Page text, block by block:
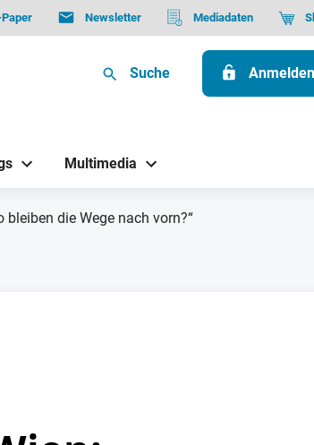
Paper Newsletter Mediadaten
Suche Anmelden
Multimedia
die Wege nach vorn?“